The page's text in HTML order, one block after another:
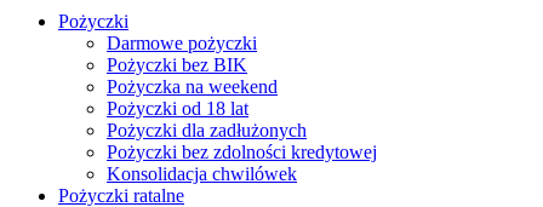
Pożyczki
Darmowe pożyczki
Pożyczki bez BIK
Pożyczka na weekend
Pożyczki od 18 lat
Pożyczki dla zadłużonych
Pożyczki bez zdolności kredytowej
Konsolidacja chwilówek
Pożyczki ratalne